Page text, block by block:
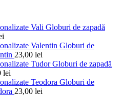
Globuri de zapadă
Globuri de
23,00 lei
Globuri de zapadă
lei
Globuri de
23,00 lei